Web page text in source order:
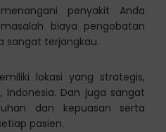
penyakit Anda
biaya pengobatan
sangat terjangkau.
lokasi yang strategis,
Indonesia. Dan juga sangat
dan kepuasan serta
pasien.